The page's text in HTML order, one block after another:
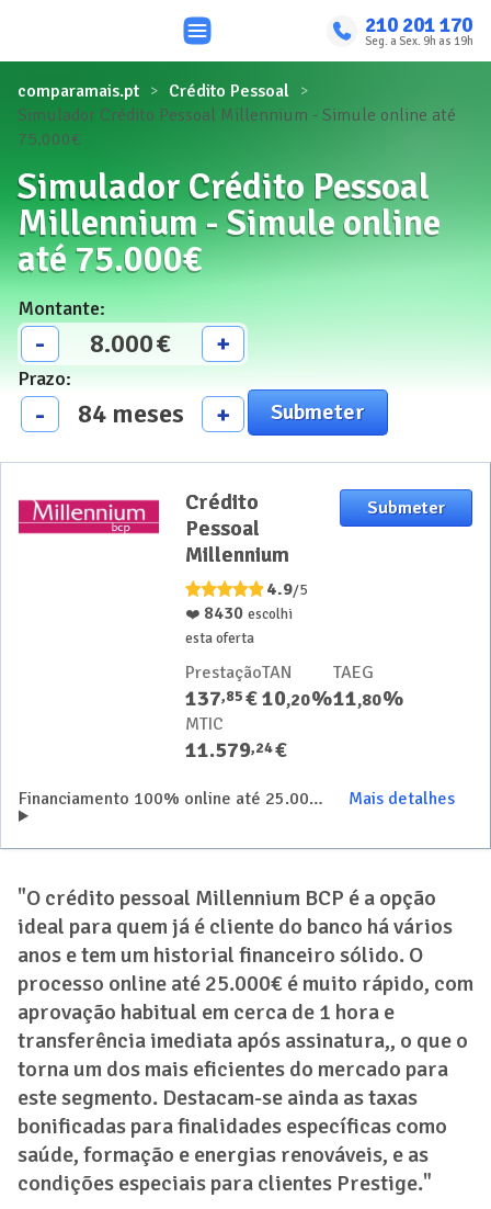
210 201 170
Seg. a Sex. 9h as 19h
comparamais.pt
Crédito Pessoal
Simulador Crédito Pessoal Millennium - Simule online até
75.000€
Simulador Crédito Pessoal
Millennium - Simule online
até 75.000€
Montante:
- 8.000€ +
Prazo:
- 84meses + Submeter
Crédito
Pessoal
Millennium
Crédito
Pessoal
Millennium
4.9/5
❤️ 8430 escolhi
esta oferta
Prestação
137,85€
TAN
10,20%
TAEG
11,80%
MTIC
11.579,24€
Financiamento 100% online até 25.000€ no simulador de crédito pessoal Millennium Mais detalhes
Submeter
"O crédito pessoal Millennium BCP é a opção
ideal para quem já é cliente do banco há vários
anos e tem um historial financeiro sólido. O
processo online até 25.000€ é muito rápido, com
aprovação habitual em cerca de 1 hora e
transferência imediata após assinatura,, o que o
torna um dos mais eficientes do mercado para
este segmento. Destacam-se ainda as taxas
bonificadas para finalidades específicas como
saúde, formação e energias renováveis, e as
condições especiais para clientes Prestige."